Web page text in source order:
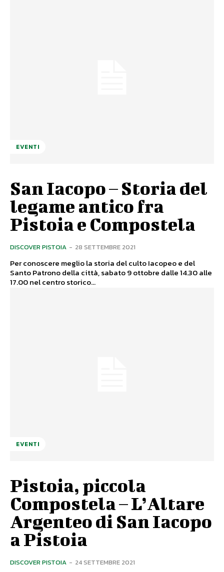
EVENTI
San Iacopo – Storia del
legame antico fra
Pistoia e Compostela
DISCOVER PISTOIA - 28 SETTEMBRE 2021
Per conoscere meglio la storia del culto Iacopeo e del
Santo Patrono della città, sabato 9 ottobre dalle 14.30 alle
17.00 nel centro storico...
EVENTI
Pistoia, piccola
Compostela – L’Altare
Argenteo di San Iacopo
a Pistoia
DISCOVER PISTOIA - 24 SETTEMBRE 2021